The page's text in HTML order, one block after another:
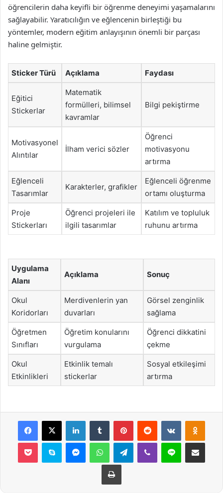
öğrencilerin daha keyifli bir öğrenme deneyimi yaşamalarını
sağlayabilir. Yaratıcılığın ve eğlencenin birleştiği bu
yöntemler, modern eğitim anlayışının önemli bir parçası
haline gelmiştir.
Sticker Türü Açıklama Faydası
Eğitici
Stickerlar
Matematik
formülleri, bilimsel
kavramlar
Bilgi pekiştirme
Motivasyonel
Alıntılar
İlham verici sözler
Öğrenci
motivasyonu
artırma
Eğlenceli
Tasarımlar
Karakterler, grafikler
Eğlenceli öğrenme
ortamı oluşturma
Proje
Stickerları
Öğrenci projeleri ile
ilgili tasarımlar
Katılım ve topluluk
ruhunu artırma
Uygulama
Alanı
Açıklama Sonuç
Okul
Koridorları
Merdivenlerin yan
duvarları
Görsel zenginlik
sağlama
Öğretmen
Sınıfları
Öğretim konularını
vurgulama
Öğrenci dikkatini
çekme
Okul
Etkinlikleri
Etkinlik temalı
stickerlar
Sosyal etkileşimi
artırma
Facebook
X LinkedInTumblr PinterestReddit VKontakte
Pocket Skype MessengerWhatsAppTelegramViber Line E-Posta ile
Yazdır